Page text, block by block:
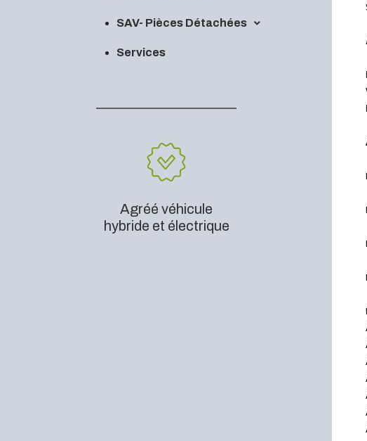
SAV- Pièces Détachées
Services
Agréé véhicule
hybride et électrique